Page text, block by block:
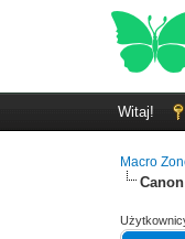
Witaj!
Macro
Canon